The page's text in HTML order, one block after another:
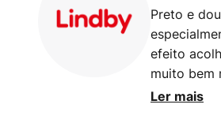
Preto e
efeito
muito bem
um interior
Ler mais